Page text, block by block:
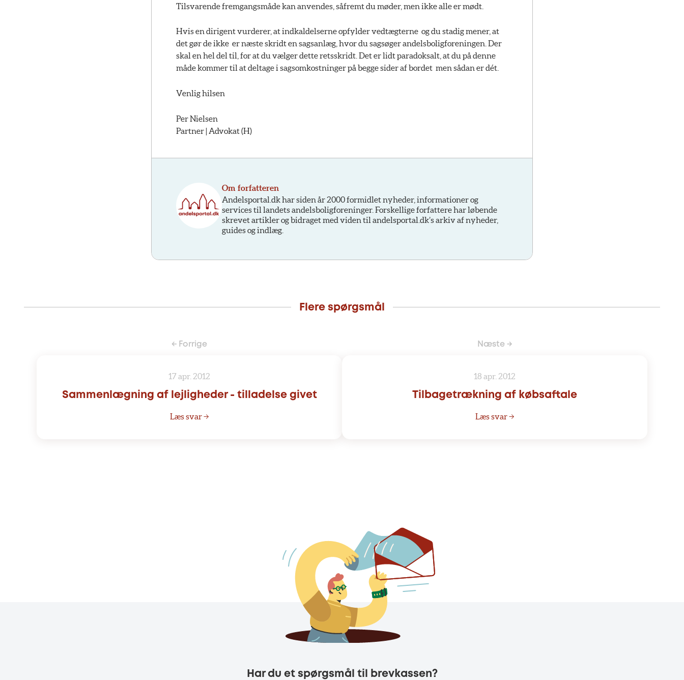
Tilsvarende fremgangsmåde kan anvendes, såfremt du møder, men ikke alle er mødt.
Hvis en dirigent vurderer, at indkaldelserne opfylder vedtægterne  og du stadig mener, at
det gør de ikke  er næste skridt en sagsanlæg, hvor du sagsøger andelsboligforeningen. Der
skal en hel del til, for at du vælger dette retsskridt. Det er lidt paradoksalt, at du på denne
måde kommer til at deltage i sagsomkostninger på begge sider af bordet  men sådan er dét.
Venlig hilsen
Per Nielsen
Partner | Advokat (H)
Om forfatteren
Andelsportal.dk har siden år 2000 formidlet nyheder, informationer og
services til landets andelsboligforeninger. Forskellige forfattere har løbende
skrevet artikler og bidraget med viden til andelsportal.dk’s arkiv af nyheder,
guides og indlæg.
Flere spørgsmål
← Forrige
17 apr. 2012
Sammenlægning af lejligheder - tilladelse givet
Læs svar →
Næste →
18 apr. 2012
Tilbagetrækning af købsaftale
Læs svar →
Har du et spørgsmål til brevkassen?